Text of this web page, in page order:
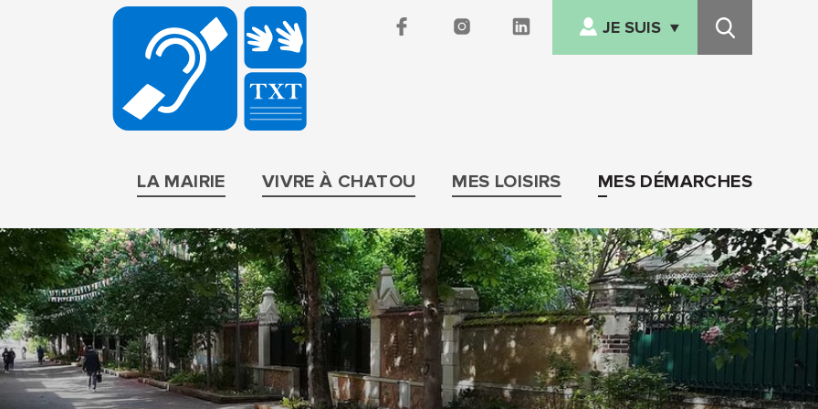
BRUITPARIF
FACEBOOK INSTAGRAMLINKEDIN JE SUIS
FAMILLE
Recherche
LA MAIRIE VIVRE À CHATOU MES LOISIRS MES DÉMARCHES